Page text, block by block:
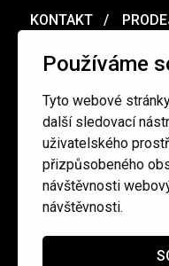
Používáme
Tyto webové
další sledovací
uživatelského
přizpůsobeného
návštěvnosti
návštěvnosti.
KONTAKT
MERCH
Ochrana osobních údajů
redakce@cinepur.cz